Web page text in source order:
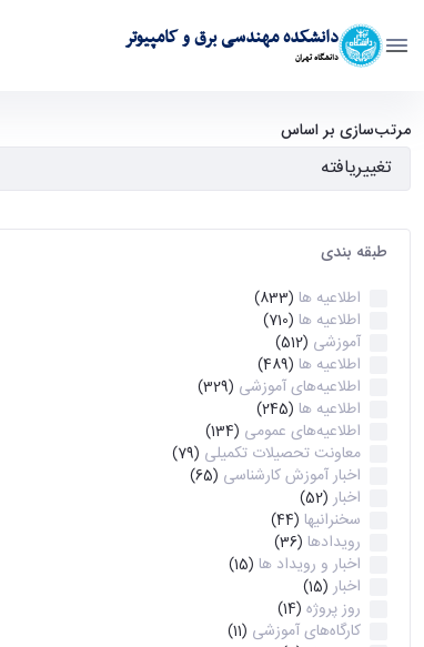
دانشکده مهندسی برق و کامپیوتر
دانشگاه تهران
آرشیو اطلاعیه ها - ece- دانشکده مهندسی برق و کامپیوتر
مرتب‌سازی بر اساس
طبقه بندی
اطلاعیه ها (833)
اطلاعیه ها (710)
آموزشی (512)
اطلاعیه ها (489)
اطلاعیه‌های‌ آموزشی (329)
اطلاعیه ها (245)
اطلاعیه‌های عمومی (134)
معاونت تحصیلات تکمیلی (79)
اخبار آموزش کارشناسی (65)
اخبار (52)
سخنرانیها (44)
رویدادها (36)
اخبار و رویداد ها (15)
اخبار (15)
روز پروژه (14)
کارگاه‌های آموزشی (11)